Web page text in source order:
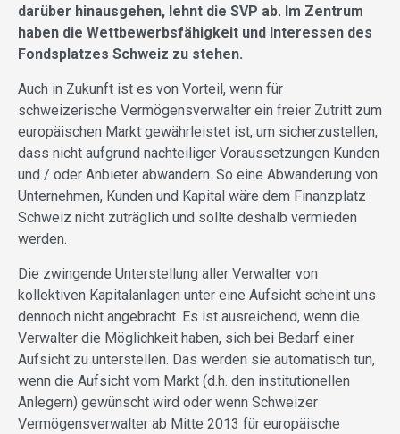
darüber hinausgehen, lehnt die SVP ab. Im Zentrum
haben die Wettbewerbsfähigkeit und Interessen des
Fondsplatzes Schweiz zu stehen.
Auch in Zukunft ist es von Vorteil, wenn für
schweizerische Vermögensverwalter ein freier Zutritt zum
europäischen Markt gewährleistet ist, um sicherzustellen,
dass nicht aufgrund nachteiliger Voraussetzungen Kunden
und / oder Anbieter abwandern. So eine Abwanderung von
Unternehmen, Kunden und Kapital wäre dem Finanzplatz
Schweiz nicht zuträglich und sollte deshalb vermieden
werden.
Die zwingende Unterstellung aller Verwalter von
kollektiven Kapitalanlagen unter eine Aufsicht scheint uns
dennoch nicht angebracht. Es ist ausreichend, wenn die
Verwalter die Möglichkeit haben, sich bei Bedarf einer
Aufsicht zu unterstellen. Das werden sie automatisch tun,
wenn die Aufsicht vom Markt (d.h. den institutionellen
Anlegern) gewünscht wird oder wenn Schweizer
Vermögensverwalter ab Mitte 2013 für europäische